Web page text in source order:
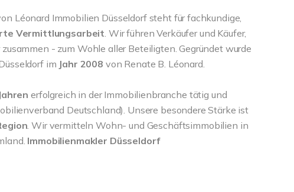
Léonard Immobilien Düsseldorf steht für fachkundige,
Vermittlungsarbeit. Wir führen Verkäufer und Käufer,
- zum Wohle aller Beteiligten. Gegründet wurde
im Jahr 2008 von Renate B. Léonard.
erfolgreich in der Immobilienbranche tätig und
Deutschland). Unsere besondere Stärke ist
. Wir vermitteln Wohn- und Geschäftsimmobilien in
Immobilienmakler Düsseldorf